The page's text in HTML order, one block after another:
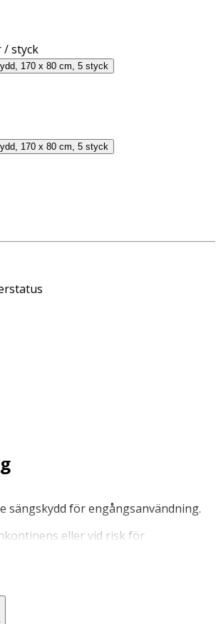
/ styck
170 x 80 cm, 5 styck
170 x 80 cm, 5 styck
sängskydd för engångsanvändning.
eller vid risk för
på resan.